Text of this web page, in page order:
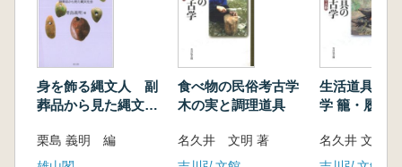
第3節 中部地方の集落と遺跡群―長野県小諸
市石神遺跡群と新潟県上越市籠峰遺跡を中心に
第Ⅳ章 西日本における地域社会の構造
第1節 東海地方の集落と遺跡群(川添和暁)
第3節 山陰地方の縄文時代遺跡群と集落像(濱
田竜彦)
身を飾る縄文人 副
葬品から見た縄文社
栗島 義明 編
食べ物の民俗考古学
木の実と調理道具
名久井 文明 著
生活道具の
学 籠・履物・木割り
名久井 文明 著